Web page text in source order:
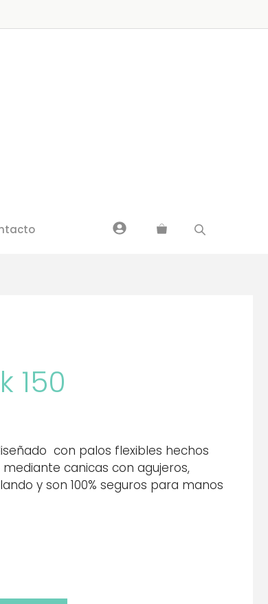
150
con palos flexibles hechos
canicas con agujeros,
y son 100% seguros para manos